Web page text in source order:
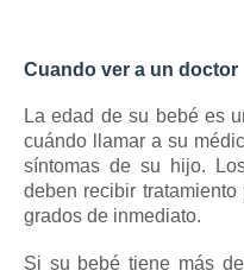
Cuando ver a un doctor
La edad de su bebé es
cuándo llamar a su
síntomas de su hijo.
deben recibir
grados de inmediato.
Si su bebé tiene más